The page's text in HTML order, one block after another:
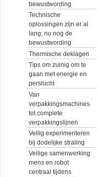
bewustwording
Technische
oplossingen zijn er al
lang; nu nog de
bewustwording
Thermische deklagen
Tips om zuinig om te
gaan met energie en
perslucht
Van
verpakkingsmachines
tot complete
verpakkingslijnen
Veilig experimenteren
bij dodelijke straling
Veilige samenwerking
mens en robot
centraal tijdens